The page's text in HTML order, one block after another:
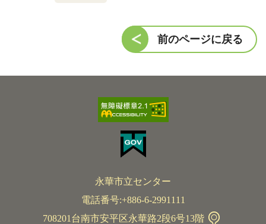
前のページに戻る
永華市立センター
電話番号:+886-6-2991111
708201台南市安平区永華路2段6号13階